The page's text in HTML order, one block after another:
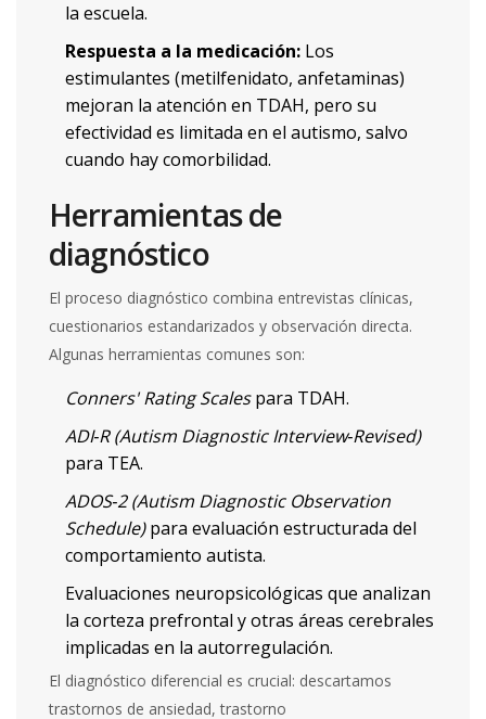
la escuela.
Respuesta a la medicación: Los
estimulantes (metilfenidato, anfetaminas)
mejoran la atención en TDAH, pero su
efectividad es limitada en el autismo, salvo
cuando hay comorbilidad.
Herramientas de
diagnóstico
El proceso diagnóstico combina entrevistas clínicas,
cuestionarios estandarizados y observación directa.
Algunas herramientas comunes son:
Conners' Rating Scalespara TDAH.
ADI‑R (Autism Diagnostic Interview‑Revised)
para TEA.
ADOS‑2 (Autism Diagnostic Observation
Schedule)para evaluación estructurada del
comportamiento autista.
Evaluaciones neuropsicológicas que analizan
la corteza prefrontal y otras áreas cerebrales
implicadas en la autorregulación.
El diagnóstico diferencial es crucial: descartamos
trastornos de ansiedad, trastorno